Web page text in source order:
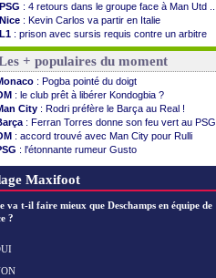
PSG : 4 retours dans le groupe face à Man Utd ...
Nice : Kevin Carlos va partir en Italie
L1 : prison avec sursis requis contre un arbitre
Leganés: c'est signé pour Luca Zidane (off.)
Atletico: Ruggeri en route pour Aston Villa
Monaco: Filipe Luis soutient Biereth
Lyon: Mangala prêté à Getafe (officiel)
PSG: Nsoki va signer en Croatie
Arsenal : Naples vise Gabriel Jesus
Real: Mastantuono prêté à la Fiorentina (off.)
Man City : accord avec le Barça pour Rodri ?
Rennes: Haise a prolongé (officiel)
OM: B. Genesio - "ce n'est pas idéal"
PSG: Liverpool va proposer 115 M€ pour ...
Norvège
Monaco
+ populaires du moment
: Pogba pointé du doigt
: le club prêt à libérer Kondogbia ?
City : Rodri préfère le Barça au Real !
: Ferran Torres donne son feu vert au PSG
: accord trouvé avec Man City pour Rulli
: l'étonnante rumeur Gusto
: Owori battu à mort à Kampala
Maxifoot
va t-il faire mieux que Deschamps en équipe de
?